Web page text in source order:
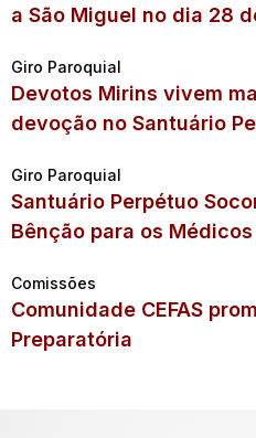
a São Miguel no dia 28
Giro Paroquial
Devotos Mirins vivem
devoção no Santuário
Giro Paroquial
Santuário Perpétuo
Bênção para os
Comissões
Comunidade CEFAS
Preparatória